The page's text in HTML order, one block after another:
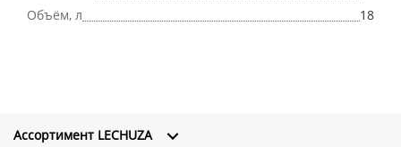
Объём, л
18
Ассортимент LECHUZA